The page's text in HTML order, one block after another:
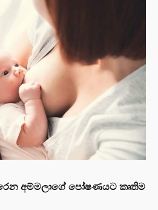
අම්මලාගේ පෝෂණයට කෘතිම